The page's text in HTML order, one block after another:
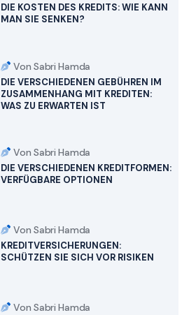
DIE KOSTEN DES KREDITS: WIE KANN
MAN SIE SENKEN?
Von Sabri Hamda
DIE VERSCHIEDENEN GEBÜHREN IM
ZUSAMMENHANG MIT KREDITEN:
WAS ZU ERWARTEN IST
Von Sabri Hamda
DIE VERSCHIEDENEN KREDITFORMEN:
VERFÜGBARE OPTIONEN
Von Sabri Hamda
KREDITVERSICHERUNGEN:
SCHÜTZEN SIE SICH VOR RISIKEN
Von Sabri Hamda